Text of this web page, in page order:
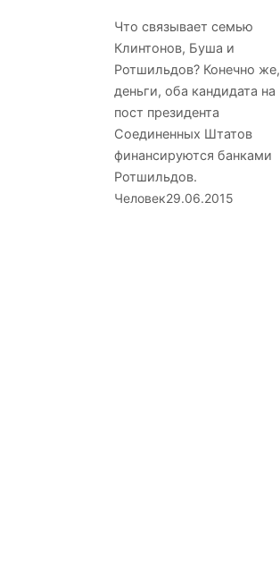
Что связывает семью
Клинтонов, Буша и
Ротшильдов? Конечно же,
деньги, оба кандидата на
пост президента
Соединенных Штатов
финансируются банками
Ротшильдов.
Человек29.06.2015